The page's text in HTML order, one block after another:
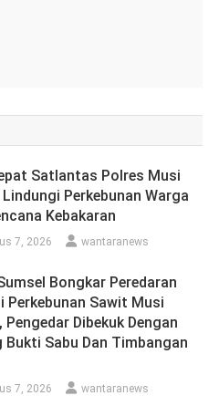
Satlantas Polres Musi
Perkebunan Warga
Kebakaran
7, 2026 wantaranews
Bongkar Peredaran
Perkebunan Sawit Musi
Pengedar Dibekuk Dengan
Bukti Sabu Dan Timbangan
7, 2026 wantaranews